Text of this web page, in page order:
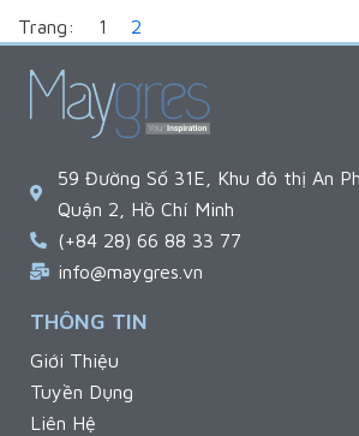
Trang: 1 2
59 Đường Số 31E, Khu đô thị An
Quận 2, Hồ Chí Minh
(+84 28) 66 88 33 77
info@maygres.vn
THÔNG TIN
Giới Thiệu
Tuyền Dụng
Liên Hệ